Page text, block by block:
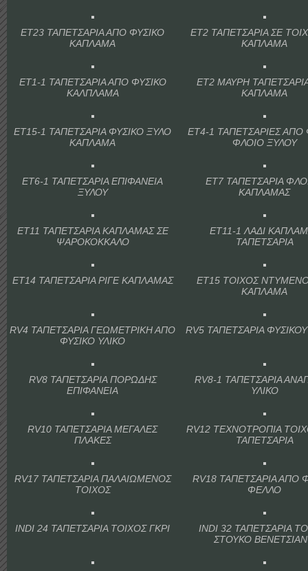
ET23 ΤΑΠΕΤΣΑΡΙΑ ΑΠΟ ΦΥΣΙΚΟ
ΚΑΠΛΑΜΑ
ET2 ΤΑΠΕΤΣΑΡΙΑ ΣΕ
ΚΑΠΛΑΜΑ
ET1-1 ΤΑΠΕΤΣΑΡΙΑ ΑΠΟ ΦΥΣΙΚΟ
ΚΑΛΠΛΑΜΑ
ET2 ΜΑΥΡΗ
ΚΑΠΛΑΜΑ
ET15-1 ΤΑΠΕΤΣΑΡΙΑ ΦΥΣΙΚΟ ΞΥΛΟ
ΚΑΠΛΑΜΑ
ET4-1 ΤΑΠΕΤΣΑΡΙΕΣ ΑΠΟ
ΦΛΟΙΟ ΞΥΛΟΥ
ET6-1 ΤΑΠΕΤΣΑΡΙΑ ΕΠΙΦΑΝΕΙΑ
ΞΥΛΟΥ
ET7 ΤΑΠΕΤΣΑΡΙΑ
ΚΑΠΛΑΜΑΣ
ET11 ΤΑΠΕΤΣΑΡΙΑ ΚΑΠΛΑΜΑΣ ΣΕ
ΨΑΡΟΚΟΚΚΑΛΟ
ET11-1 ΛΑΔΙ
ΤΑΠΕΤΣΑΡΙΑ
ET14 ΤΑΠΕΤΣΑΡΙΑ ΡΙΓΕ ΚΑΠΛΑΜΑΣ
ET15 ΤΟΙΧΟΣ
ΚΑΠΛΑΜΑ
RV4 ΤΑΠΕΤΣΑΡΙΑ ΓΕΩΜΕΤΡΙΚΗ ΑΠΟ
ΦΥΣΙΚΟ ΥΛΙΚΟ
RV5 ΤΑΠΕΤΣΑΡΙΑ
RV8 ΤΑΠΕΤΣΑΡΙΑ ΠΟΡΩΔΗΣ
ΕΠΙΦΑΝΕΙΑ
RV8-1 ΤΑΠΕΤΣΑΡΙΑ
ΥΛΙΚΟ
RV10 ΤΑΠΕΤΣΑΡΙΑ ΜΕΓΑΛΕΣ
ΠΛΑΚΕΣ
RV12 ΤΕΧΝΟΤΡΟΠΙΑ
ΤΑΠΕΤΣΑΡΙΑ
RV17 ΤΑΠΕΤΣΑΡΙΑ ΠΑΛΑΙΩΜΕΝΟΣ
ΤΟΙΧΟΣ
RV18 ΤΑΠΕΤΣΑΡΙΑ ΑΠΟ
ΦΕΛΛΟ
INDI 24 ΤΑΠΕΤΣΑΡΙΑ ΤΟΙΧΟΣ ΓΚΡΙ
INDI 32 ΤΑΠΕΤΣΑΡΙΑ
ΣΤΟΥΚΟ